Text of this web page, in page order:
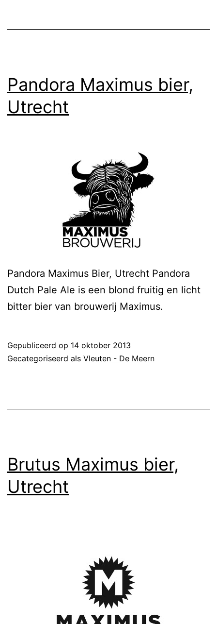
Pandora Maximus bier,
Utrecht
Pandora Maximus Bier, Utrecht Pandora
Dutch Pale Ale is een blond fruitig en licht
bitter bier van brouwerij Maximus.
Gepubliceerd op 14 oktober 2013
Gecategoriseerd als Vleuten - De Meern
Brutus Maximus bier,
Utrecht